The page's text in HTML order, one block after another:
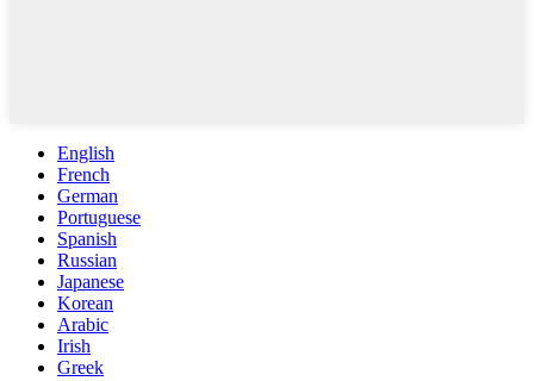
English
French
German
Portuguese
Spanish
Russian
Japanese
Korean
Arabic
Irish
Greek